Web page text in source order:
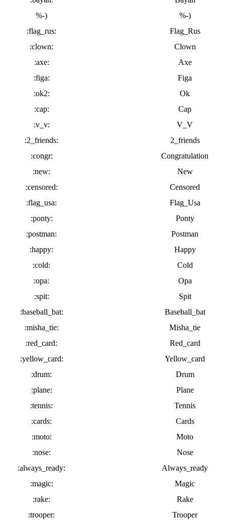
%-)
%-)
:flag_rus:
Flag_Rus
:clown:
Clown
:axe:
Axe
:figa:
Figa
:ok2:
Ok
:cap:
Cap
:v_v:
V_V
:2_friends:
2_friends
:congr:
Congratulation
:new:
New
:censored:
Censored
:flag_usa:
Flag_Usa
:ponty:
Ponty
:postman:
Postman
:happy:
Happy
:cold:
Cold
:opa:
Opa
:spit:
Spit
:baseball_bat:
Baseball_bat
:misha_tie:
Misha_tie
:red_card:
Red_card
:yellow_card:
Yellow_card
:drum:
Drum
:plane:
Plane
:tennis:
Tennis
:cards:
Cards
:moto:
Moto
:nose:
Nose
:always_ready:
Always_ready
:magic:
Magic
:rake:
Rake
:trooper:
Trooper